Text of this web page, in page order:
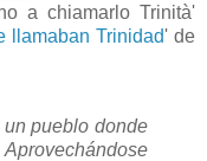
a chiamarlo Trinità'
llamaban Trinidad' de
pueblo donde